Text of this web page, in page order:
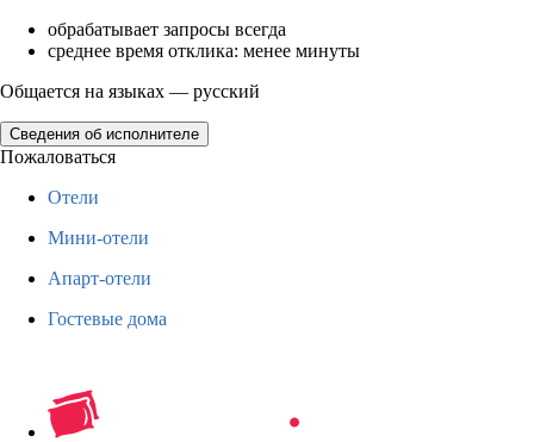
обрабатывает запросы всегда
среднее время отклика: менее минуты
Общается на языках — русский
Сведения об исполнителе
Пожаловаться
Отели
Мини-отели
Апарт-отели
Гостевые дома